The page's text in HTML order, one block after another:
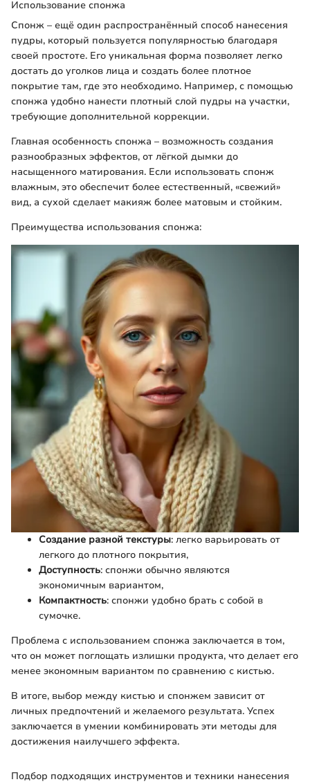
Использование спонжа
Спонж – ещё один распространённый способ нанесения
пудры, который пользуется популярностью благодаря
своей простоте. Его уникальная форма позволяет легко
достать до уголков лица и создать более плотное
покрытие там, где это необходимо. Например, с помощью
спонжа удобно нанести плотный слой пудры на участки,
требующие дополнительной коррекции.
Главная особенность спонжа – возможность создания
разнообразных эффектов, от лёгкой дымки до
насыщенного матирования. Если использовать спонж
влажным, это обеспечит более естественный, «свежий»
вид, а сухой сделает макияж более матовым и стойким.
Преимущества использования спонжа:
Создание разной текстуры: легко варьировать от
легкого до плотного покрытия,
Доступность: спонжи обычно являются
экономичным вариантом,
Компактность: спонжи удобно брать с собой в
сумочке.
Проблема с использованием спонжа заключается в том,
что он может поглощать излишки продукта, что делает его
менее экономным вариантом по сравнению с кистью.
В итоге, выбор между кистью и спонжем зависит от
личных предпочтений и желаемого результата. Успех
заключается в умении комбинировать эти методы для
достижения наилучшего эффекта.
Подбор подходящих инструментов и техники нанесения